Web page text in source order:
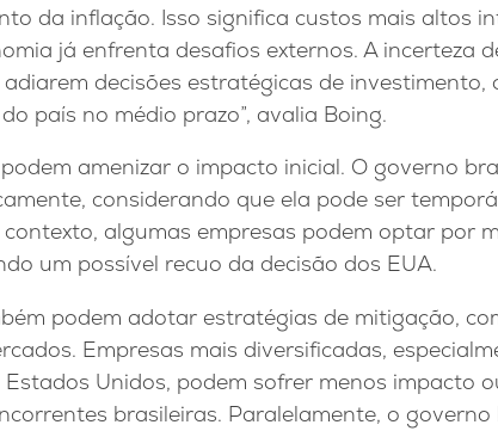
da inflação. Isso significa custos mais altos
já enfrenta desafios externos. A incerteza
decisões estratégicas de investimento,
país no médio prazo”, avalia Boing.
amenizar o impacto inicial. O governo
considerando que ela pode ser
contexto, algumas empresas podem optar por
um possível recuo da decisão dos EUA.
podem adotar estratégias de mitigação,
Empresas mais diversificadas,
Unidos, podem sofrer menos impacto
brasileiras. Paralelamente, o governo